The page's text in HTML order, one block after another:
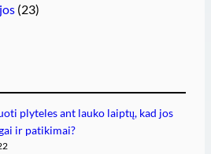
(23)
plyteles ant lauko laiptų, kad jos
ir patikimai?